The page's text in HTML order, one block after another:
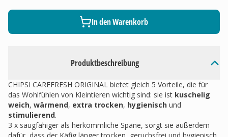
Produktbeschreibung
CHIPSI CAREFRESH ORIGINAL bietet gleich 5 Vorteile, die für
das Wohlfühlen von Kleintieren wichtig sind: sie ist kuschelig
weich, wärmend, extra trocken, hygienisch und
stimulierend.
3 x saugfähiger als herkömmliche Späne, sorgt sie außerdem
In den Warenkorb